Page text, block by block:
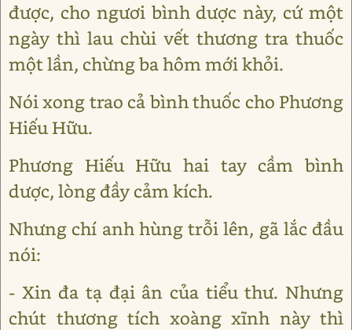
được, cho ngươi bình dược này, cứ một
ngày thì lau chùi vết thương tra thuốc
một lần, chừng ba hôm mới khỏi.
Nói xong trao cả bình thuốc cho Phương
Hiếu Hữu.
Phương Hiếu Hữu hai tay cầm bình
dược, lòng đầy cảm kích.
Nhưng chí anh hùng trỗi lên, gã lắc đầu
nói:
- Xin đa tạ đại ân của tiểu thư. Nhưng
chút thương tích xoàng xĩnh này thì